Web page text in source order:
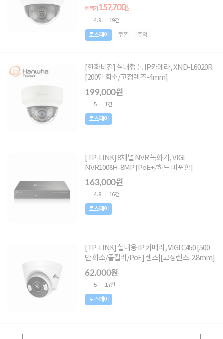
혜택가157,700원
4.9 19건
토스페이 쿠폰 주의
[한화비전] 실내형 돔 IP카메라, XND-L6020R
[200만 화소/고정렌즈-4mm]
199,000원
5 1건
토스페이
[TP-LINK] 8채널 NVR 녹화기, VIGI
NVR1008H-8MP [PoE+/하드 미포함]
163,000원
4.8 16건
토스페이
[TP-LINK] 실내용 IP 카메라, VIGI C450 [500
만 화소/풀컬러/PoE] 렌즈|[고정렌즈-2.8mm]
62,000원
5 17건
토스페이